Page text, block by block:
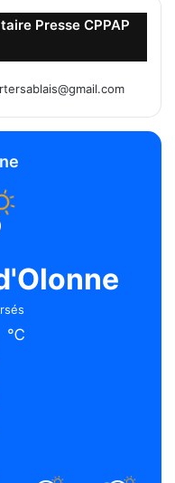
Presse CPPAP
℃